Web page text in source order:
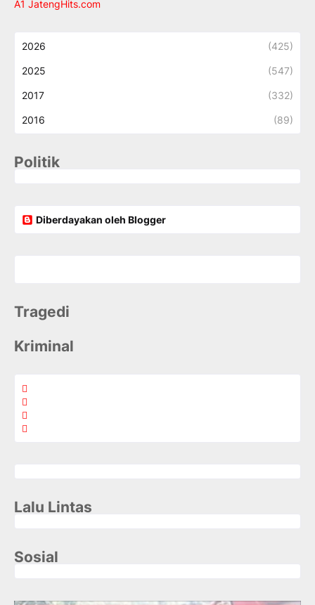
A1 JatengHits.com
2026 (425)
2025 (547)
2017 (332)
2016 (89)
Politik
Diberdayakan oleh Blogger
Tragedi
Kriminal
Lalu Lintas
Sosial